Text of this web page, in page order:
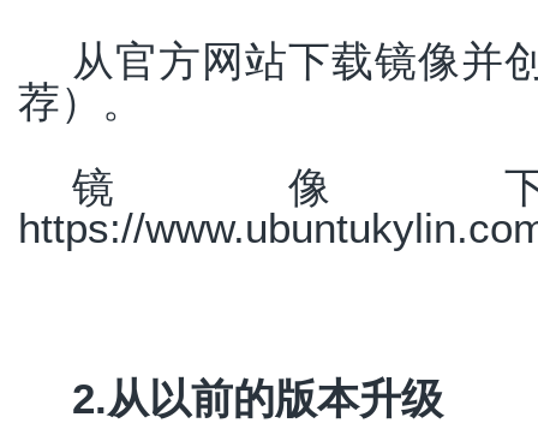
从官方网站下载镜像并
荐）。
镜像
https://
2.从以前的版本升级